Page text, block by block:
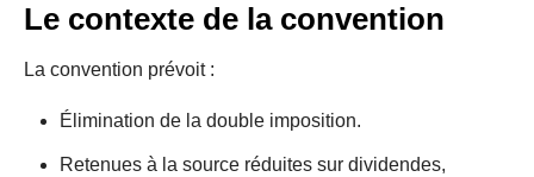
Le contexte de la convention
La convention prévoit :
Élimination de la double imposition.
Retenues à la source réduites sur dividendes,